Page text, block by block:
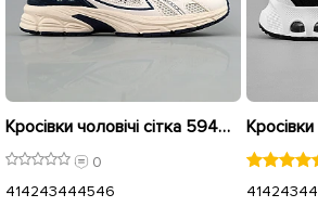
Кросівки чоловічі сітка 594905 Бежеві
0
414243444546
41424344